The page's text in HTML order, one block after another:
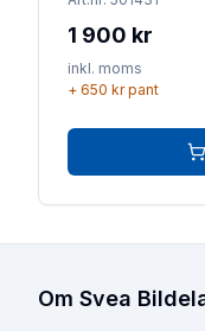
1 900 kr
inkl. moms
+ 650 krpant
Om Svea